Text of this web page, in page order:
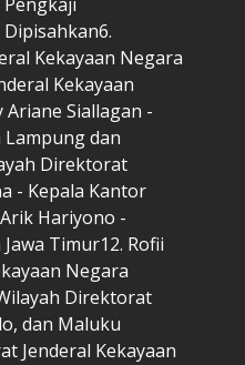
Kekayaan Negara
Kekayaan
Siallagan -
dan
Direktorat
- Kepala Kantor
Hariyono -
Timur12. Rofii
Negara
Direktorat
dan Maluku
Jenderal Kekayaan